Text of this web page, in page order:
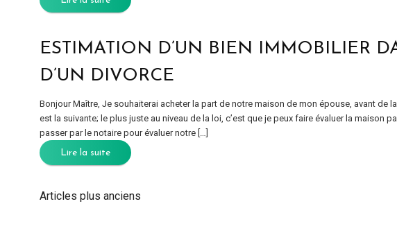
ESTIMATION D’UN BIEN IMMOBILIER
D’UN DIVORCE
Bonjour Maître, Je souhaiterai acheter la part de notre maison de mon épouse, avant de
est la suivante; le plus juste au niveau de la loi, c’est que je peux faire évaluer la maison
passer par le notaire pour évaluer notre […]
Lire la suite
NAVIGATION
Articles plus anciens